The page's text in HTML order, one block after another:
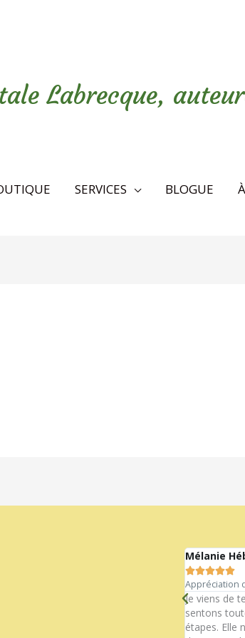
Labrecque,
SERVICES BLOGUE
parfait…Merci!
Mélanie

Appréciation
Je viens de
sentons
étapes. Elle